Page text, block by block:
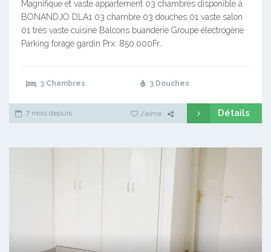
Magnifique et vaste appartement 03 chambres disponible à
BONANDJO DLA1 03 chambre 03 douches 01 vaste salon
01 très vaste cuisine Balcons buanderie Groupe électrogène
Parking forage gardin Prx: 850.000Fr…
3 Chambres 3 Douches
7 mois depuis J'aime Détails